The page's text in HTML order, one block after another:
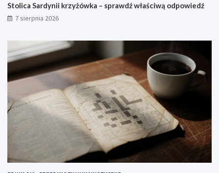
Stolica Sardynii krzyżówka – sprawdź właściwą odpowiedź
7 sierpnia 2026